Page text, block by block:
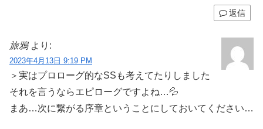
返信
旅鴉 より:
2023年4月13日 9:19 PM
＞実はプロローグ的なSSも考えてたりしました
それを言うならエピローグですよね…💦
まあ…次に繋がる序章ということにしておいてください…